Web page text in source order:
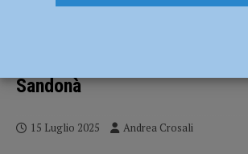
Volley, Serie B2 – Poker in
Sandonà
15 Luglio 2025 Andrea Crosali